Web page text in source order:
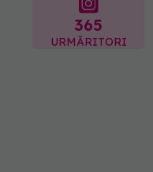
365
URMĂRITORI